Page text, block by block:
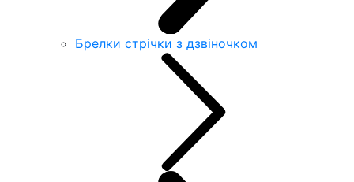
Брелки стрічки з дзвіночком